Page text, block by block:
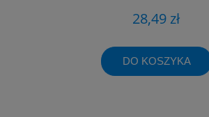
28,49 zł
DO KOSZYKA